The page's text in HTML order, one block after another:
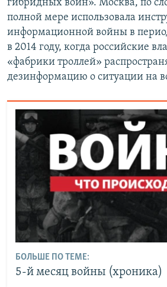
гибридных войн». Москва, по
полной мере использовала
информационной войны в
в 2014 году, когда российские
«фабрики троллей»
дезинформацию о ситуации на
БОЛЬШЕ ПО ТЕМЕ:
5-й месяц войны (хроника)